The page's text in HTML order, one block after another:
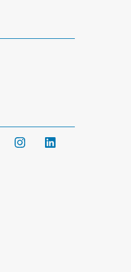
YouTube Instagram